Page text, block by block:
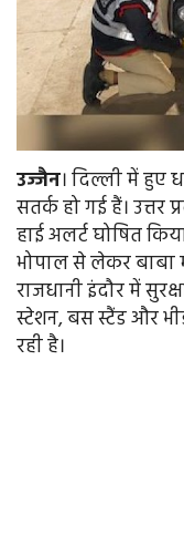
उज्जैन। दिल्ली में हुए
सतर्क हो गई हैं। उत्तर
हाई अलर्ट घोषित
भोपाल से लेकर बाबा
राजधानी इंदौर में
स्टेशन, बस स्टैंड और
रही है।